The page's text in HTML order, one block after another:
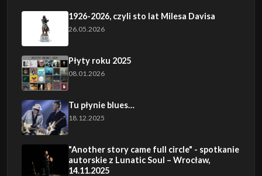
1926-2026, czyli sto lat Milesa Davisa
26.05.2026
Płyty roku 2025
08.01.2026
Tu płynie blues…
18.12.2025
"Another story came full circle" - spotkanie
autorskie z Lunatic Soul – Wrocław,
14.11.2025